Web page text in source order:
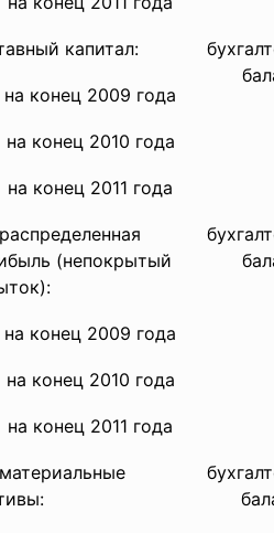
капитал:
на конец 2009 года
на конец 2010 года
на конец 2011 года
(непокрытый
на конец 2009 года
на конец 2010 года
на конец 2011 года